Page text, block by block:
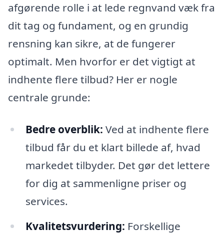
afgørende rolle i at lede regnvand væk fra
dit tag og fundament, og en grundig
rensning kan sikre, at de fungerer
optimalt. Men hvorfor er det vigtigt at
indhente flere tilbud? Her er nogle
centrale grunde:
Bedre overblik: Ved at indhente flere
tilbud får du et klart billede af, hvad
markedet tilbyder. Det gør det lettere
for dig at sammenligne priser og
services.
Kvalitetsvurdering: Forskellige